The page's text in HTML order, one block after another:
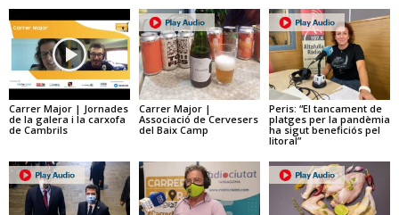
Carrer Major | Jornades
de la galera i la carxofa
de Cambrils
Carrer Major |
Associació de Cervesers
del Baix Camp
Peris: “El tancament de
platges per la pandèmia
ha sigut beneficiós pel
litoral”